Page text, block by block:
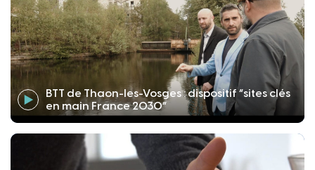
BTT de Thaon-les-Vosges : dispositif “sites clés
en main France 2030”